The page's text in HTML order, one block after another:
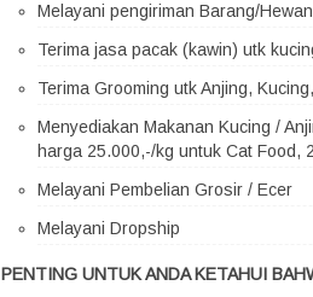
Melayani pengiriman Barang/
Terima jasa pacak (kawin) utk
Terima Grooming utk Anjing,
Menyediakan Makanan Kucing /
harga 25.000,-/kg untuk Cat Food,
Melayani Pembelian Grosir / Ecer
Melayani Dropship
PENTING UNTUK ANDA KETAHUI